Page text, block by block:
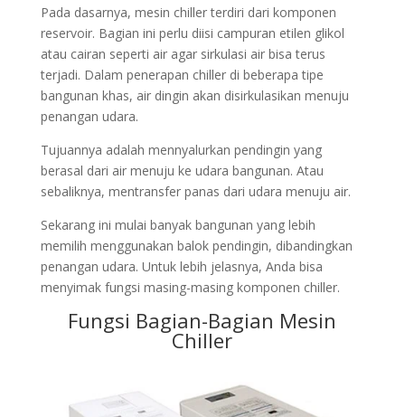
Pada dasarnya, mesin chiller terdiri dari komponen
reservoir. Bagian ini perlu diisi campuran etilen glikol
atau cairan seperti air agar sirkulasi air bisa terus
terjadi. Dalam penerapan chiller di beberapa tipe
bangunan khas, air dingin akan disirkulasikan menuju
penangan udara.
Tujuannya adalah mennyalurkan pendingin yang
berasal dari air menuju ke udara bangunan. Atau
sebaliknya, mentransfer panas dari udara menuju air.
Sekarang ini mulai banyak bangunan yang lebih
memilih menggunakan balok pendingin, dibandingkan
penangan udara. Untuk lebih jelasnya, Anda bisa
menyimak fungsi masing-masing komponen chiller.
Fungsi Bagian-Bagian Mesin
Chiller